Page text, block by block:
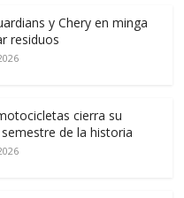
y Chery en minga
residuos
cierra su
de la historia